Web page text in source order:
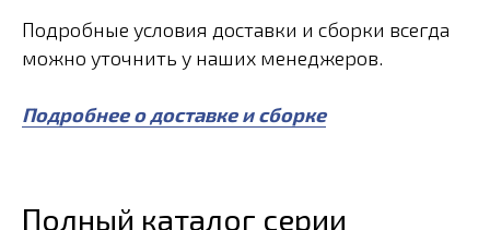
Подробные условия доставки и сборки всегда
можно уточнить у наших менеджеров.
Подробнее о доставке и сборке
Полный каталог серии